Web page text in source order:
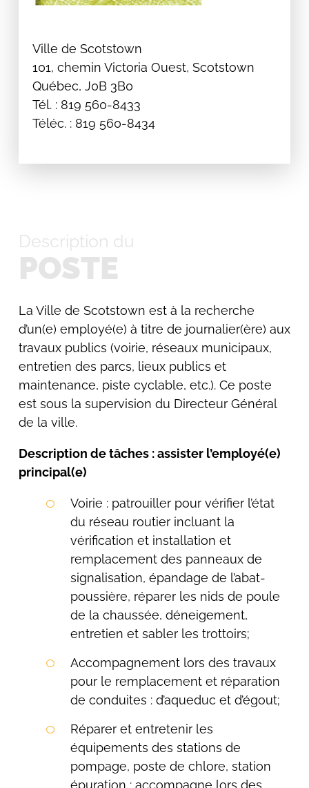
Ville de Scotstown
101, chemin Victoria Ouest, Scotstown
Québec, J0B 3B0
Tél. : 819 560-8433
Téléc. : 819 560-8434
Description du
POSTE
La Ville de Scotstown est à la recherche
d’un(e) employé(e) à titre de journalier(ère) aux
travaux publics (voirie, réseaux municipaux,
entretien des parcs, lieux publics et
maintenance, piste cyclable, etc.). Ce poste
est sous la supervision du Directeur Général
de la ville.
Description de tâches : assister l’employé(e)
principal(e)
Voirie : patrouiller pour vérifier l’état
du réseau routier incluant la
vérification et installation et
remplacement des panneaux de
signalisation, épandage de l’abat-
poussière, réparer les nids de poule
de la chaussée, déneigement,
entretien et sabler les trottoirs;
Accompagnement lors des travaux
pour le remplacement et réparation
de conduites : d’aqueduc et d’égout;
Réparer et entretenir les
équipements des stations de
pompage, poste de chlore, station
épuration : accompagne lors des